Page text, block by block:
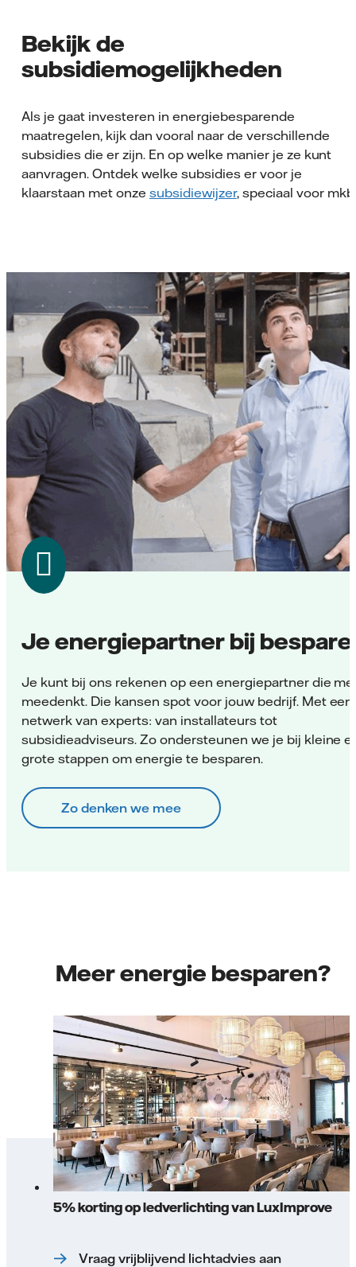
Bekijk de
subsidiemogelijkheden
Als je gaat investeren in energiebesparende
maatregelen, kijk dan vooral naar de verschillende
subsidies die er zijn. En op welke manier je ze kunt
aanvragen. Ontdek welke subsidies er voor je
klaarstaan met onze subsidiewijzer, speciaal voor
Je energiepartner bij
Je kunt bij ons rekenen op een energiepartner die
meedenkt. Die kansen spot voor jouw bedrijf. Met een
netwerk van experts: van installateurs tot
subsidieadviseurs. Zo ondersteunen we je bij kleine
grote stappen om energie te besparen.
Zo denken we mee
Meer energie besparen?
5% korting op ledverlichting van LuxImprove
Vraag vrijblijvend lichtadvies aan